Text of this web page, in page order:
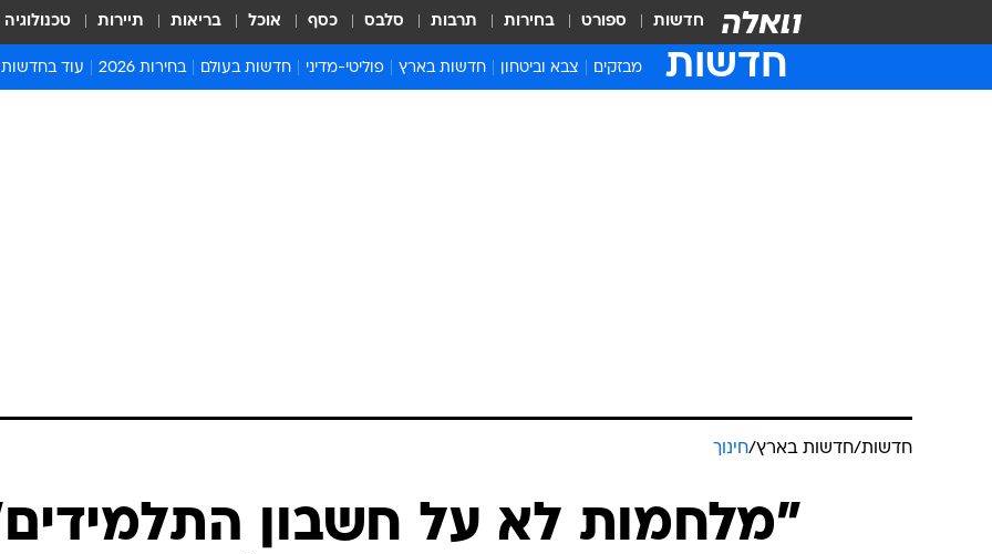
חדשות ספורט בחירות תרבות סלבס כסף אוכל בריאות תיירות טכנולוגיה
חדשות מבזקים צבא וביטחון חדשות בארץ פוליטי-מדיני חדשות בעולם בחירות 2026 עוד בחדשות
המייל האדום
חדשות/חדשות בארץ/חינוך
"מלחמות לא על חשבון